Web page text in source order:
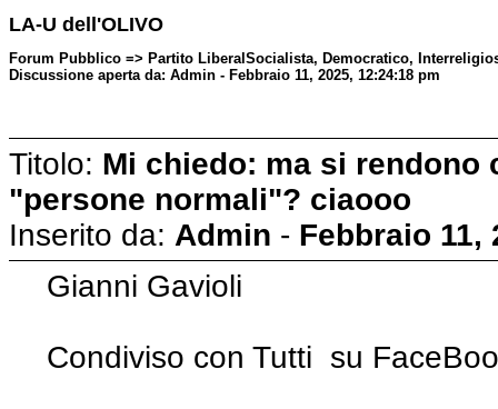
LA-U dell'OLIVO
Forum Pubblico => Partito LiberalSocialista, Democratico,
Discussione aperta da: Admin - Febbraio 11, 2025, 12:24:18 pm
Titolo: Mi chiedo: ma si rendono
"persone normali"? ciaooo
Inserito da: Admin - Febbraio 11,
Gianni Gavioli
Condiviso con Tutti su